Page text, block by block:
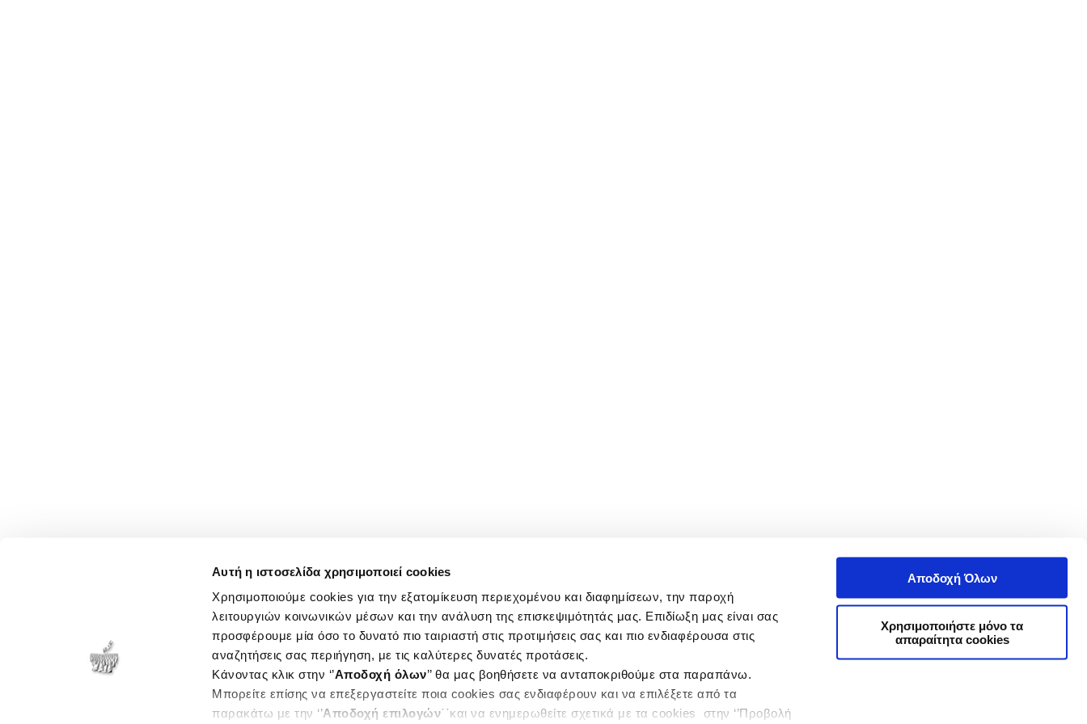
Αυτή η ιστοσελίδα χρησιμοποιεί cookies
Χρησιμοποιούμε cookies για την εξατομίκευση περιεχομένου και διαφημίσεων, την παροχή
λειτουργιών κοινωνικών μέσων και την ανάλυση της επισκεψιμότητάς μας. Επιδίωξη μας είναι σας
προσφέρουμε μία όσο το δυνατό πιο ταιριαστή στις προτιμήσεις σας και πιο ενδιαφέρουσα στις
αναζητήσεις σας περιήγηση, με τις καλύτερες δυνατές προτάσεις.
Κάνοντας κλικ στην ‘’Αποδοχή όλων’’ θα μας βοηθήσετε να ανταποκριθούμε στα παραπάνω.
Μπορείτε επίσης να επεξεργαστείτε ποια cookies σας ενδιαφέρουν και να επιλέξετε από τα
παρακάτω με την ‘’Αποδοχή επιλογών΄΄και να ενημερωθείτε σχετικά με τα cookies στην ‘’Προβολή
Αποδοχή Όλων
Χρησιμοποιήστε μόνο τα
απαραίτητα cookies